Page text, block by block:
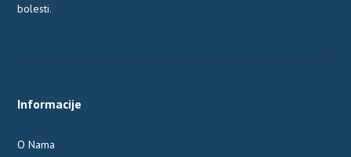
bolesti.
Informacije
O Nama